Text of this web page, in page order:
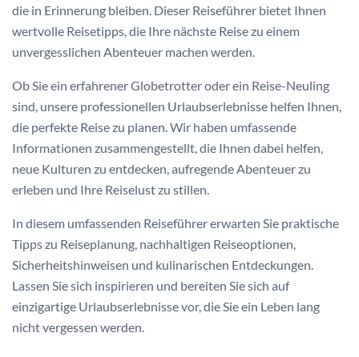
die in Erinnerung bleiben. Dieser Reiseführer bietet Ihnen
wertvolle Reisetipps, die Ihre nächste Reise zu einem
unvergesslichen Abenteuer machen werden.
Ob Sie ein erfahrener Globetrotter oder ein Reise-Neuling
sind, unsere professionellen Urlaubserlebnisse helfen Ihnen,
die perfekte Reise zu planen. Wir haben umfassende
Informationen zusammengestellt, die Ihnen dabei helfen,
neue Kulturen zu entdecken, aufregende Abenteuer zu
erleben und Ihre Reiselust zu stillen.
In diesem umfassenden Reiseführer erwarten Sie praktische
Tipps zu Reiseplanung, nachhaltigen Reiseoptionen,
Sicherheitshinweisen und kulinarischen Entdeckungen.
Lassen Sie sich inspirieren und bereiten Sie sich auf
einzigartige Urlaubserlebnisse vor, die Sie ein Leben lang
nicht vergessen werden.